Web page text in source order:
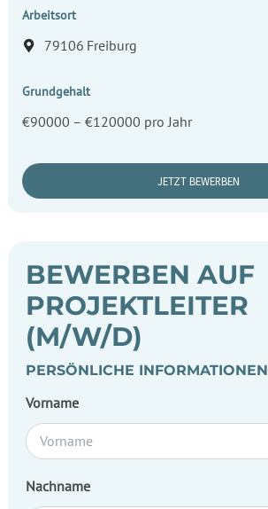
Arbeitsort
79106 Freiburg
Grundgehalt
€90000 – €120000 pro Jahr
JETZT BEWERBEN
BEWERBEN AUF
PROJEKTLEITER
(M/W/D)
PERSÖNLICHE INFORMATIONEN
Vorname
Nachname